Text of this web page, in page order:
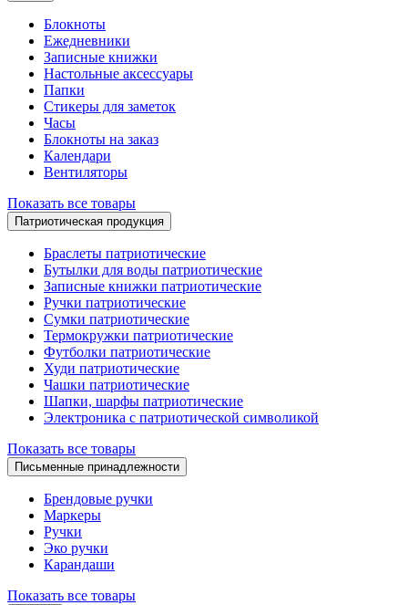
Блокноты
Ежедневники
Записные книжки
Настольные аксессуары
Папки
Стикеры для заметок
Часы
Блокноты на заказ
Календари
Вентиляторы
Показать все товары
Патриотическая продукция
Браслеты патриотические
Бутылки для воды патриотические
Записные книжки патриотические
Ручки патриотические
Сумки патриотические
Термокружки патриотические
Футболки патриотические
Худи патриотические
Чашки патриотические
Шапки, шарфы патриотические
Электроника с патриотической символикой
Показать все товары
Письменные принадлежности
Брендовые ручки
Маркеры
Ручки
Эко ручки
Карандаши
Показать все товары